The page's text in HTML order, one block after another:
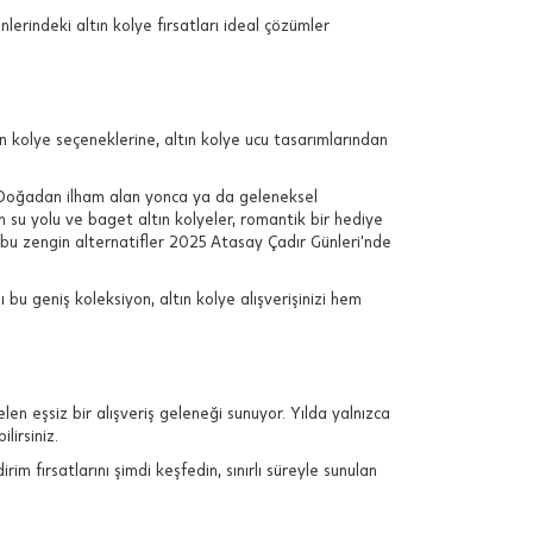
altın kolye fırsatları ideal çözümler
seçeneklerine, altın kolye ucu tasarımlarından
ilham alan yonca ya da geleneksel
su yolu ve baget altın kolyeler, romantik bir hediye
zengin alternatifler 2025 Atasay Çadır Günleri'nde
geniş koleksiyon, altın kolye alışverişinizi hem
eşsiz bir alışveriş geleneği sunuyor. Yılda yalnızca
fırsatlarını şimdi keşfedin, sınırlı süreyle sunulan